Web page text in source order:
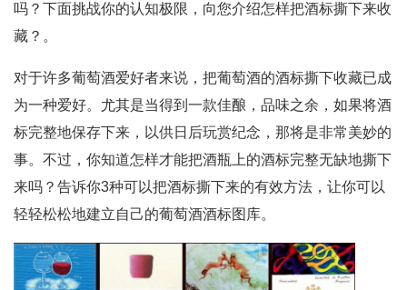
吗？下面挑战你的认知极限，向您介绍怎样把酒标撕下来收
藏？。
对于许多葡萄酒爱好者来说，把葡萄酒的酒标撕下收藏已成
为一种爱好。尤其是当得到一款佳酿，品味之余，如果将酒
标完整地保存下来，以供日后玩赏纪念，那将是非常美妙的
事。不过，你知道怎样才能把酒瓶上的酒标完整无缺地撕下
来吗？告诉你3种可以把酒标撕下来的有效方法，让你可以
轻轻松松地建立自己的葡萄酒酒标图库。